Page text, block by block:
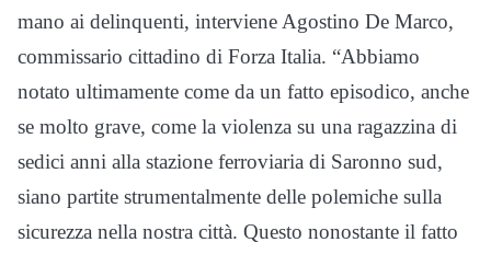
mano ai delinquenti, interviene Agostino De Marco,
commissario cittadino di Forza Italia. “Abbiamo
notato ultimamente come da un fatto episodico, anche
se molto grave, come la violenza su una ragazzina di
sedici anni alla stazione ferroviaria di Saronno sud,
siano partite strumentalmente delle polemiche sulla
sicurezza nella nostra città. Questo nonostante il fatto